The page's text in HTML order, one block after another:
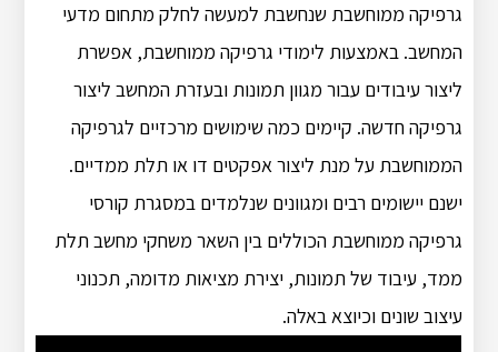
גרפיקה ממוחשבת שנחשבת למעשה לחלק מתחום מדעי
המחשב. באמצעות לימודי גרפיקה ממוחשבת, אפשרת
ליצור עיבודים עבור מגוון תמונות ובעזרת המחשב ליצור
גרפיקה חדשה. קיימים כמה שימושים מרכזיים לגרפיקה
הממוחשבת על מנת ליצור אפקטים דו או תלת ממדיים.
ישנם יישומים רבים ומגוונים שנלמדים במסגרת קורסי
גרפיקה ממוחשבת הכוללים בין השאר משחקי מחשב תלת
ממד, עיבוד של תמונות, יצירת מציאות מדומה, תכנוני
עיצוב שונים וכיוצא באלה.